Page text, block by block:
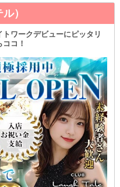
、スッキリとした状況でお
ートいたします！
）
ワークデビューにピッタリ
コ！